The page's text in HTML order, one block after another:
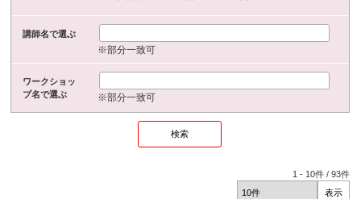
講師名で選ぶ
※部分一致可
ワークショッ
プ名で選ぶ
※部分一致可
1 - 10件 /93件